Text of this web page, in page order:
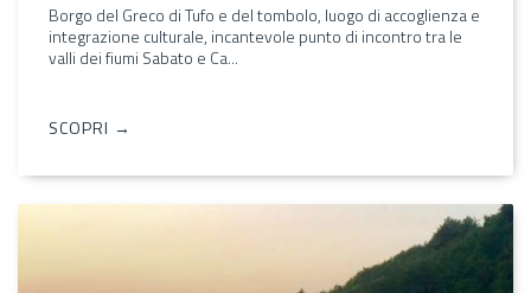
Borgo del Greco di Tufo e del tombolo, luogo di accoglienza e
integrazione culturale, incantevole punto di incontro tra le
valli dei fiumi Sabato e Ca...
SCOPRI →